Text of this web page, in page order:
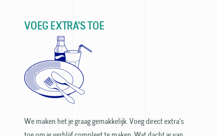
VOEG EXTRA'S TOE
We maken het je graag gemakkelijk. Voeg direct extra's